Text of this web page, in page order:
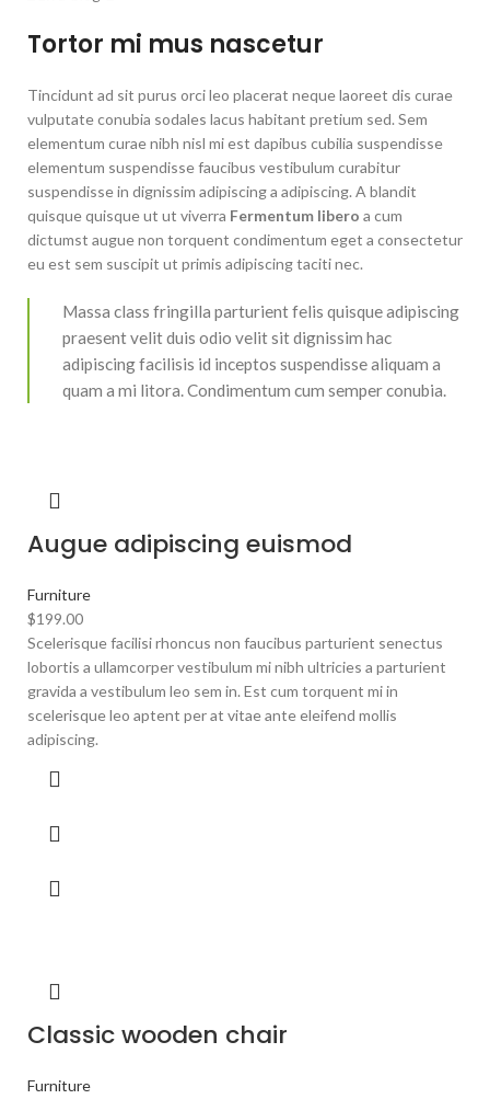
Tortor mi mus nascetur
Tincidunt ad sit purus orci leo placerat neque laoreet dis curae
vulputate conubia sodales lacus habitant pretium sed. Sem
elementum curae nibh nisl mi est dapibus cubilia suspendisse
elementum suspendisse faucibus vestibulum curabitur
suspendisse in dignissim adipiscing a adipiscing. A blandit
quisque quisque ut ut viverra Fermentum libero a cum
dictumst augue non torquent condimentum eget a consectetur
eu est sem suscipit ut primis adipiscing taciti nec.
Massa class fringilla parturient felis quisque adipiscing
praesent velit duis odio velit sit dignissim hac
adipiscing facilisis id inceptos suspendisse aliquam a
quam a mi litora. Condimentum cum semper conubia.
Augue adipiscing euismod
Furniture
$199.00
Scelerisque facilisi rhoncus non faucibus parturient senectus
lobortis a ullamcorper vestibulum mi nibh ultricies a parturient
gravida a vestibulum leo sem in. Est cum torquent mi in
scelerisque leo aptent per at vitae ante eleifend mollis
adipiscing.
Classic wooden chair
Furniture